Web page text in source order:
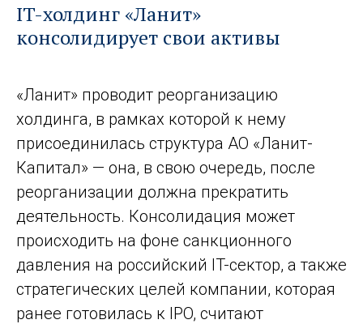
IT-холдинг «Ланит»
консолидирует свои активы
«Ланит» проводит реорганизацию
холдинга, в рамках которой к нему
присоединилась структура АО «Ланит-
Капитал» — она, в свою очередь, после
реорганизации должна прекратить
деятельность. Консолидация может
происходить на фоне санкционного
давления на российский IT-сектор, а также
стратегических целей компании, которая
ранее готовилась к IPO, считают